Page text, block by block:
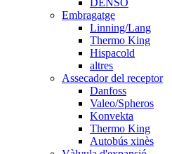
Embragatge
Linning/Lang
Thermo King
Hispacold
altres
Assecador del receptor
Danfoss
Valeo/Spheros
Konvekta
Thermo King
Autobús xinès